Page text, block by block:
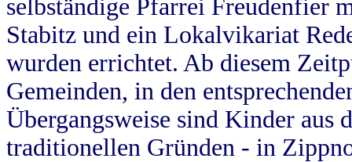
selbständige Pfarrei Freudenfier
Stabitz und ein Lokalvikariat
wurden errichtet. Ab diesem
Gemeinden, in den
Übergangsweise sind Kinder aus
traditionellen Gründen - in